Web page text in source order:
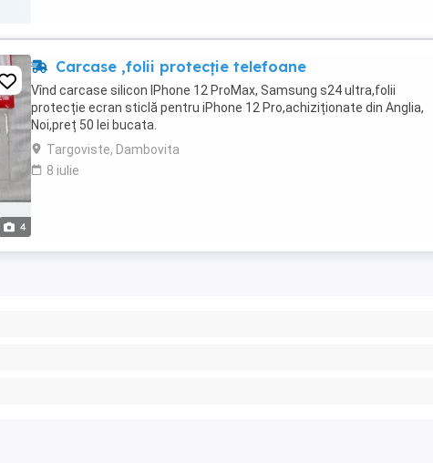
4
Carcase ,folii protecție telefoane
Vînd carcase silicon IPhone 12 ProMax, Samsung s24 ultra,folii
protecție ecran sticlă pentru iPhone 12 Pro,achiziționate din Anglia,
Noi,preț 50 lei bucata.
Targoviste, Dambovita
8 iulie